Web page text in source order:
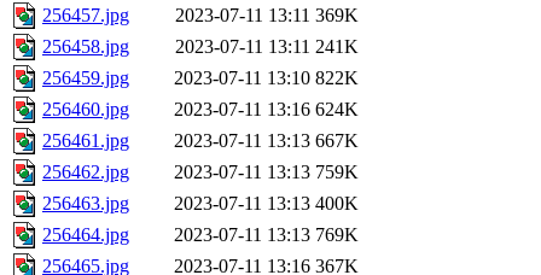
256457.jpg
2023-07-11 13:11 369K
256458.jpg
2023-07-11 13:11 241K
256459.jpg
2023-07-11 13:10 822K
256460.jpg
2023-07-11 13:16 624K
256461.jpg
2023-07-11 13:13 667K
256462.jpg
2023-07-11 13:13 759K
256463.jpg
2023-07-11 13:13 400K
256464.jpg
2023-07-11 13:13 769K
256465.jpg
2023-07-11 13:16 367K